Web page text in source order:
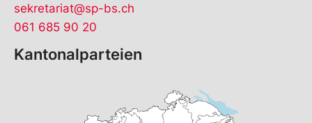
sekretariat@sp-bs.ch
061 685 90 20
Kantonalparteien